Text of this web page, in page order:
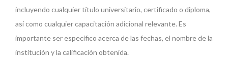
incluyendo cualquier título universitario, certificado o diploma,
así como cualquier capacitación adicional relevante. Es
importante ser específico acerca de las fechas, el nombre de la
institución y la calificación obtenida.